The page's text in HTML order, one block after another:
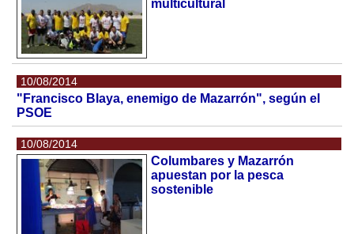
multicultural
10/08/2014
"Francisco Blaya, enemigo de Mazarrón", según el
PSOE
10/08/2014
Columbares y Mazarrón
apuestan por la pesca
sostenible